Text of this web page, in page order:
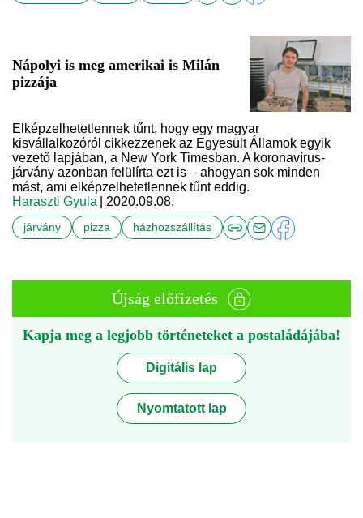
Nápolyi is meg amerikai is Milán
pizzája
Elképzelhetetlennek tűnt, hogy egy magyar
kisvállalkozóról cikkezzenek az Egyesült Államok egyik
vezető lapjában, a New York Timesban. A koronavírus-
járvány azonban felülírta ezt is – ahogyan sok minden
mást, ami elképzelhetetlennek tűnt eddig.
Haraszti Gyula
| 2020.09.08.
járvány pizza házhozszállítás
Újság előfizetés
Kapja meg a legjobb történeteket a postaládájába!
Digitális lap
Nyomtatott lap